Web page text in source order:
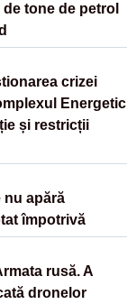
tone de petrol
crizei
Energetic
și restricții
nu apără
împotrivă
rusă. A
dronelor